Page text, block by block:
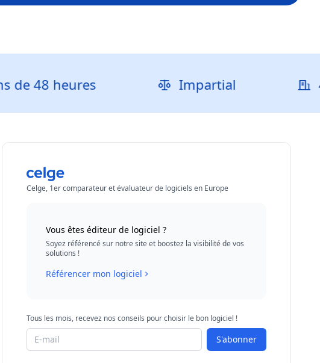
heures Impartial 40
Celge, 1er comparateur et évaluateur de logiciels en Europe
Vous êtes éditeur de logiciel ?
Soyez référencé sur notre site et boostez la visibilité de vos
solutions !
Référencer mon logiciel
Tous les mois, recevez nos conseils pour choisir le bon logiciel !
S'abonner